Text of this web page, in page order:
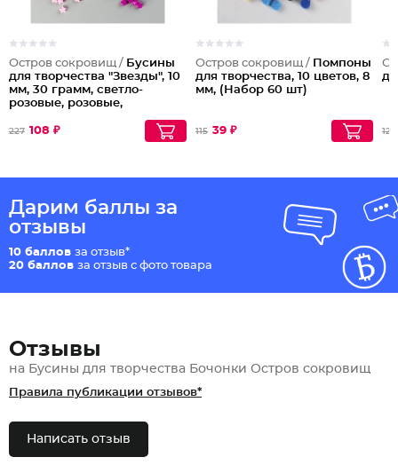
Остров сокровищ / Бусины
для творчества "Звезды", 10
мм, 30 грамм, светло-
розовые, розовые,
227 108 ₽
Остров сокровищ / Помпоны
для творчества, 10 цветов, 8
мм, (Набор 60 шт)
115 39 ₽ 125
Дарим баллы за
отзывы
10 баллов за отзыв*
20 баллов за отзыв с фото товара
Отзывы
на Бусины для творчества Бочонки Остров сокровищ
Правила публикации отзывов*
Написать отзыв